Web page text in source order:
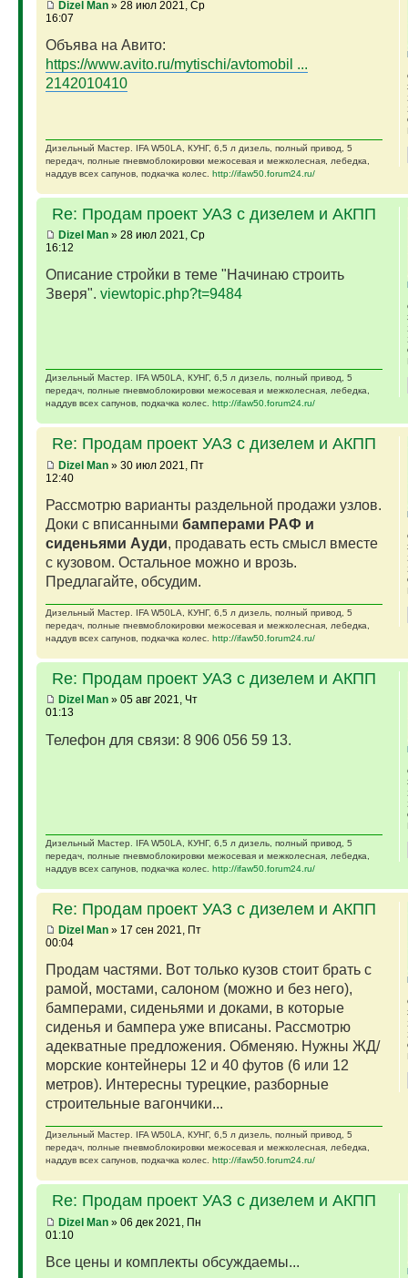
Dizel Man» 28 июл 2021, Ср
16:07
Объява на Авито:
https://www.avito.ru/mytischi/avtomobil ...
2142010410
Дизельный Мастер. IFA W50LA, КУНГ, 6,5 л дизель, полный привод, 5
передач, полные пневмоблокировки межосевая и межколесная, лебедка,
наддув всех сапунов, подкачка колес. http://ifaw50.forum24.ru/
Re: Продам проект УАЗ с дизелем и АКПП
Dizel Man» 28 июл 2021, Ср
16:12
Описание стройки в теме "Начинаю строить
Зверя". viewtopic.php?t=9484
Дизельный Мастер. IFA W50LA, КУНГ, 6,5 л дизель, полный привод, 5
передач, полные пневмоблокировки межосевая и межколесная, лебедка,
наддув всех сапунов, подкачка колес. http://ifaw50.forum24.ru/
Re: Продам проект УАЗ с дизелем и АКПП
Dizel Man» 30 июл 2021, Пт
12:40
Рассмотрю варианты раздельной продажи узлов.
Доки с вписанными бамперами РАФ и
сиденьями Ауди, продавать есть смысл вместе
с кузовом. Остальное можно и врозь.
Предлагайте, обсудим.
Дизельный Мастер. IFA W50LA, КУНГ, 6,5 л дизель, полный привод, 5
передач, полные пневмоблокировки межосевая и межколесная, лебедка,
наддув всех сапунов, подкачка колес. http://ifaw50.forum24.ru/
Re: Продам проект УАЗ с дизелем и АКПП
Dizel Man» 05 авг 2021, Чт
01:13
Телефон для связи: 8 906 056 59 13.
Дизельный Мастер. IFA W50LA, КУНГ, 6,5 л дизель, полный привод, 5
передач, полные пневмоблокировки межосевая и межколесная, лебедка,
наддув всех сапунов, подкачка колес. http://ifaw50.forum24.ru/
Re: Продам проект УАЗ с дизелем и АКПП
Dizel Man» 17 сен 2021, Пт
00:04
Продам частями. Вот только кузов стоит брать с
рамой, мостами, салоном (можно и без него),
бамперами, сиденьями и доками, в которые
сиденья и бампера уже вписаны. Рассмотрю
адекватные предложения. Обменяю. Нужны ЖД/
морские контейнеры 12 и 40 футов (6 или 12
метров). Интересны турецкие, разборные
строительные вагончики...
Дизельный Мастер. IFA W50LA, КУНГ, 6,5 л дизель, полный привод, 5
передач, полные пневмоблокировки межосевая и межколесная, лебедка,
наддув всех сапунов, подкачка колес. http://ifaw50.forum24.ru/
Re: Продам проект УАЗ с дизелем и АКПП
Dizel Man» 06 дек 2021, Пн
01:10
Все цены и комплекты обсуждаемы...